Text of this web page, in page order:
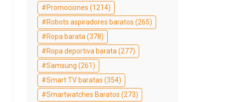
Promociones (1214)
Robots aspiradores baratos (265)
Ropa barata (378)
Ropa deportiva barata (277)
Samsung (261)
Smart TV baratas (354)
Smartwatches Baratos (273)